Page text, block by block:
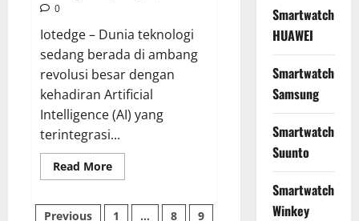
0
Iotedge – Dunia teknologi
sedang berada di ambang
revolusi besar dengan
kehadiran Artificial
Intelligence (AI) yang
terintegrasi...
Read MoreRead
more
Advan
Previous 1 … 8
9
Smartwatch
HUAWEI
Smartwatch
Samsung
Smartwatch
Suunto
Smartwatch
Winkey